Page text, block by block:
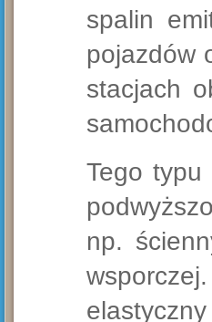
spalin
pojazdów
stacjach
Tego typu
np.